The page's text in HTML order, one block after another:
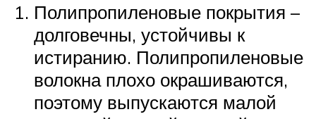
Полипропиленовые покрытия –
долговечны, устойчивы к
истиранию. Полипропиленовые
волокна плохо окрашиваются,
поэтому выпускаются малой